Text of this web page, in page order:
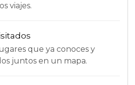
viajes.
que ya conoces y
juntos en un mapa.